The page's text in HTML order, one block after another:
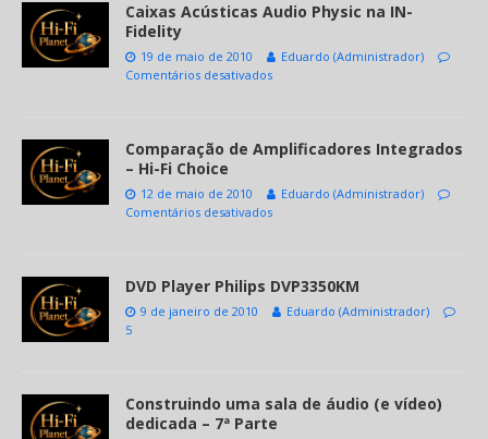
Caixas Acústicas Audio Physic na IN-
Fidelity
19 de maio de 2010
Eduardo (Administrador)
Comentários desativados
Comparação de Amplificadores Integrados
– Hi-Fi Choice
12 de maio de 2010
Eduardo (Administrador)
Comentários desativados
DVD Player Philips DVP3350KM
9 de janeiro de 2010
Eduardo (Administrador)
5
Construindo uma sala de áudio (e vídeo)
dedicada – 7ª Parte